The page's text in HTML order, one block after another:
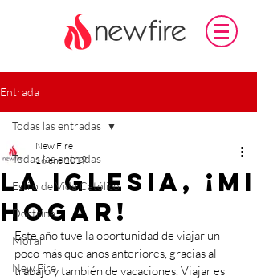
Entrada
Todas las entradas
Estilo de Vida Católico
Doctrina
Moral
New Fire
Todas las entradas
La Iglesia, ¡Mi
hogar!
New Fire
16 ene 2019
Este año tuve la oportunidad de viajar un
poco más que años anteriores, gracias al
trabajo y también de vacaciones. Viajar es